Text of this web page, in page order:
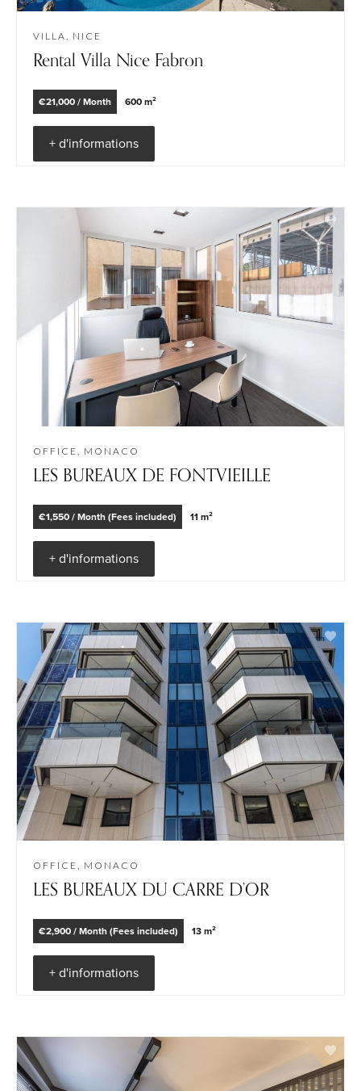
VILLA, NICE
Rental Villa Nice Fabron
€21,000 / Month 600 m²
+ d'informations
OFFICE, MONACO
LES BUREAUX DE FONTVIEILLE
€1,550 / Month (Fees included) 11 m²
+ d'informations
OFFICE, MONACO
LES BUREAUX DU CARRE D’OR
€2,900 / Month (Fees included) 13 m²
+ d'informations